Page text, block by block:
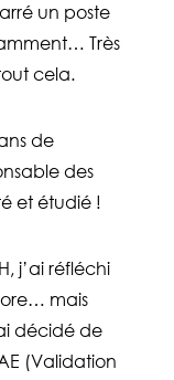
un poste
Très
cela.
de
des
et étudié !
j’ai réfléchi
mais
décidé de
(Validation